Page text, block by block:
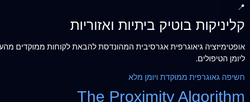
📍
קליניקות בוטיק ביתיות ואזוריות
ליומן הטיפולים.
חשיפה גאוגרפית ממוקדת ויומן מלא
The Proximity Algorithm